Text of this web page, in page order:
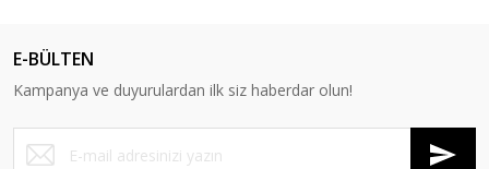
E-BÜLTEN
Kampanya ve duyurulardan ilk siz haberdar olun!